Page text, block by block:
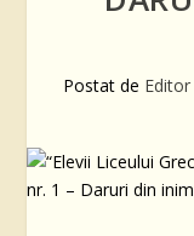
Postat de